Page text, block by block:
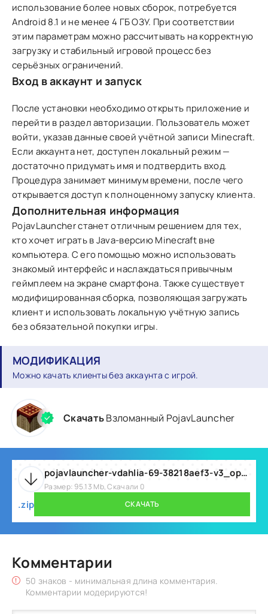
использование более новых сборок, потребуется
Android 8.1 и не менее 4 ГБ ОЗУ. При соответствии
этим параметрам можно рассчитывать на корректную
загрузку и стабильный игровой процесс без
серьёзных ограничений.
Вход в аккаунт и запуск
После установки необходимо открыть приложение и
перейти в раздел авторизации. Пользователь может
войти, указав данные своей учётной записи Minecraft.
Если аккаунта нет, доступен локальный режим —
достаточно придумать имя и подтвердить вход.
Процедура занимает минимум времени, после чего
открывается доступ к полноценному запуску клиента.
Дополнительная информация
PojavLauncher станет отличным решением для тех,
кто хочет играть в Java-версию Minecraft вне
компьютера. С его помощью можно использовать
знакомый интерфейс и наслаждаться привычным
геймплеем на экране смартфона. Также существует
модифицированная сборка, позволяющая загружать
клиент и использовать локальную учётную запись
без обязательной покупки игры.
МОДИФИКАЦИЯ
Можно качать клиенты без аккаунта с игрой.
СкачатьВзломанный PojavLauncher
pojavlauncher-vdahlia-69-38218aef3-v3_openjdk.zip
Размер: 95.13 Mb, Скачали 0
.zip СКАЧАТЬ
Комментарии
50 знаков - минимальная длина комментария.
Комментарии модерируются!